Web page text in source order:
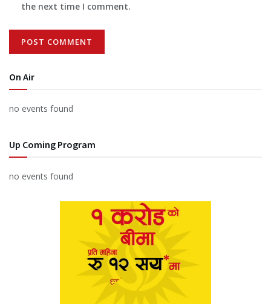
the next time I comment.
On Air
no events found
Up Coming Program
no events found